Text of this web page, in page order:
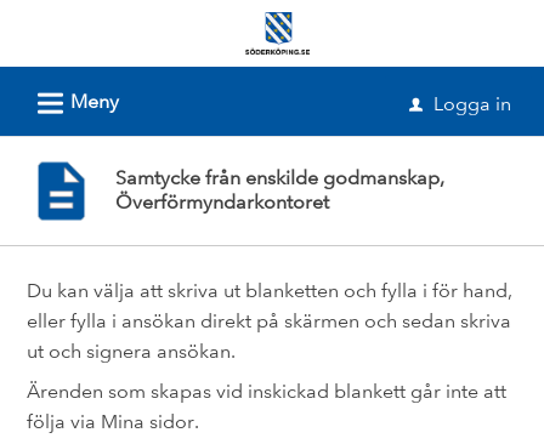
Söderköpings
L Meny u Logga in
Samtycke från enskilde godmanskap,
Överförmyndarkontoret
Du kan välja att skriva ut blanketten och fylla i för hand,
eller fylla i ansökan direkt på skärmen och sedan skriva
ut och signera ansökan.
Ärenden som skapas vid inskickad blankett går inte att
följa via Mina sidor.